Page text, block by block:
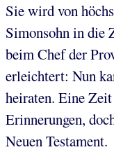
Sie wird von
Simonsohn in die
beim Chef der
erleichtert: Nun
heiraten. Eine
Erinnerungen,
Neuen Testament.